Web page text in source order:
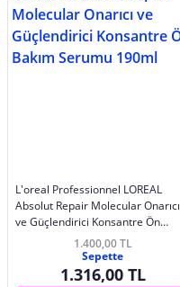
L'oreal Professionnel LOREAL
Absolut Repair Molecular Onarıcı
ve Güçlendirici Konsantre Ön
Bakım Serumu 190ml
1.400,00 TL
Sepette
1.316,00 TL